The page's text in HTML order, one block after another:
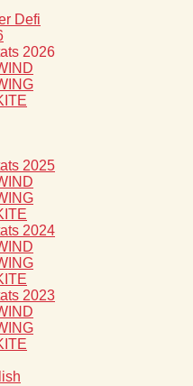
Defi
2026
2025
2024
2023